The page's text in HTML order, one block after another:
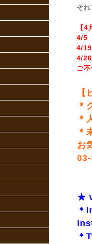
そ
【4
4/5
4/19
4/26
ご
＊
＊
＊
お
★
＊
＊